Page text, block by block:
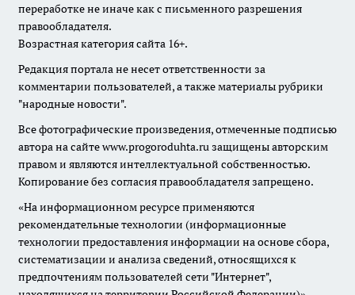
переработке не иначе как с письменного разрешения
правообладателя.
Возрастная категория сайта 16+.
Редакция портала не несет ответственности за
комментарии пользователей, а также материалы рубрики
"народные новости".
Все фотографические произведения, отмеченные подписью
автора на сайте www.progoroduhta.ru защищены авторским
правом и являются интеллектуальной собственностью.
Копирование без согласия правообладателя запрещено.
«На информационном ресурсе применяются
рекомендательные технологии (информационные
технологии предоставления информации на основе сбора,
систематизации и анализа сведений, относящихся к
предпочтениям пользователей сети "Интернет",